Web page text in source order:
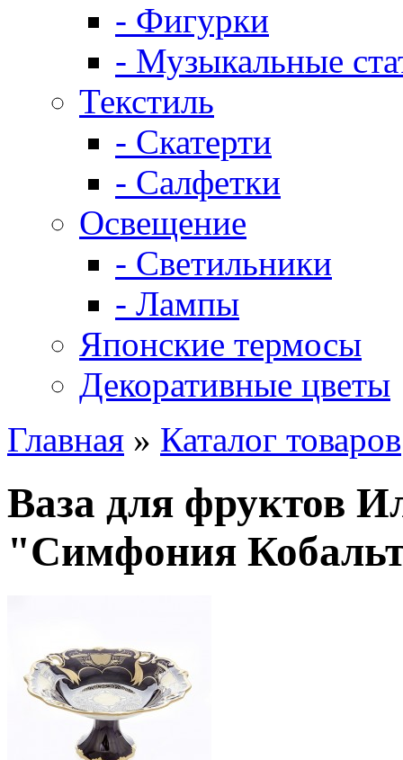
- Фигурки
- Музыкальные
Текстиль
- Скатерти
- Салфетки
Освещение
- Светильники
- Лампы
Японские термосы
Декоративные цветы
Главная » Каталог товаров
Ваза для фруктов
"Симфония